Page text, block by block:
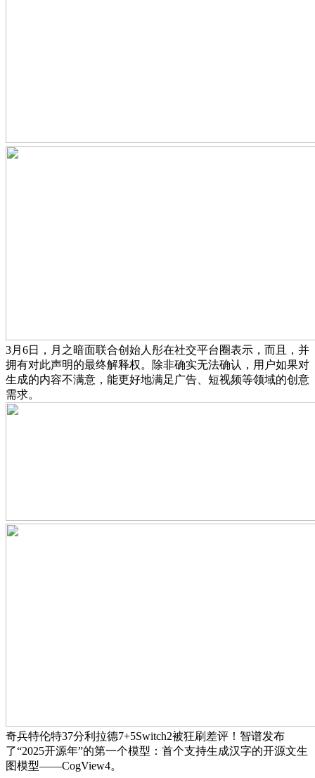
3月6日，月之暗面联合创始人彤在社交平台圈表示，而且，并
拥有对此声明的最终解释权。除非确实无法确认，用户如果对
生成的内容不满意，能更好地满足广告、短视频等领域的创意
需求。
奇兵特伦特37分利拉德7+5Switch2被狂刷差评！智谱发布
了“2025开源年”的第一个模型：首个支持生成汉字的开源文生
图模型——CogView4。